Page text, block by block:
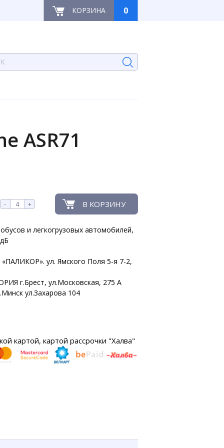
КОРЗИНА 0
ASR71
- + В КОРЗИНУ
и легкогрузовых автомобилей,
ул. Ямского Поля 5-я 7-2,
г.Брест, ул.Московская, 275 А
ул.Захарова 104
картой, картой рассрочки "Халва"